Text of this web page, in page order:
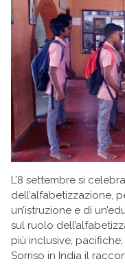
L’8 settembre si
dell’alfabetizzazione,
un’istruzione e di
sul ruolo
più inclusive,
Sorriso in India il